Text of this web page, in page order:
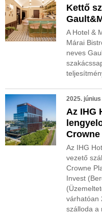
Kettő
A Hotel &
Márai
neves
2025. június
Az IHG
Crowne
Az IHG
vezető
Crowne
Invest
várhatóan
szálloda a